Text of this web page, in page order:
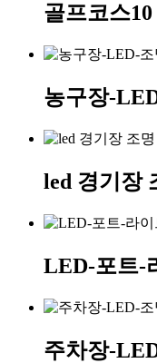
골프코스10
농구장-
led 경기장
LED-포트-
주차장-